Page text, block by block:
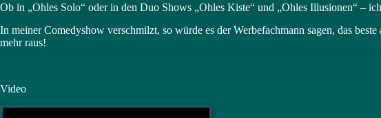
n
g
e
Ob in „Ohles Solo“ oder in den Duo Shows „Ohles Kiste“ und „Ohles Illusionen“ –
In meiner Comedyshow verschmilzt, so würde es der Werbefachmann sagen, das
mehr raus!
Video